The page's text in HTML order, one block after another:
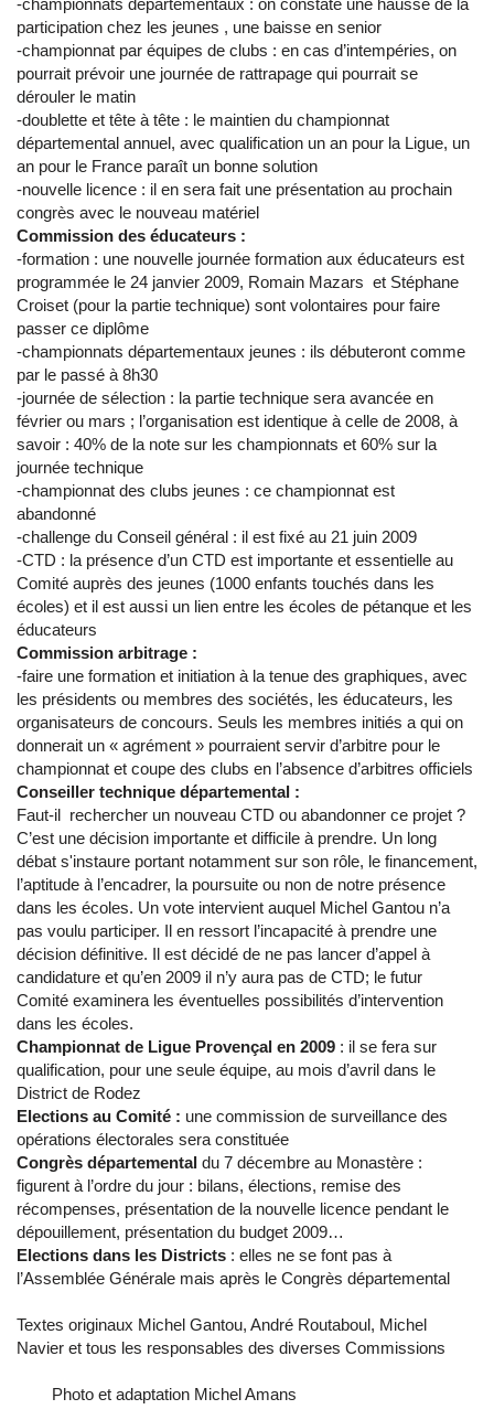
-championnats départementaux : on constate une hausse de la
participation chez les jeunes , une baisse en senior
-championnat par équipes de clubs : en cas d’intempéries, on
pourrait prévoir une journée de rattrapage qui pourrait se
dérouler le matin
-doublette et tête à tête : le maintien du championnat
départemental annuel, avec qualification un an pour la Ligue, un
an pour le France paraît un bonne solution
-nouvelle licence : il en sera fait une présentation au prochain
congrès avec le nouveau matériel
Commission des éducateurs :
-formation : une nouvelle journée formation aux éducateurs est
programmée le 24 janvier 2009, Romain Mazars et Stéphane
Croiset (pour la partie technique) sont volontaires pour faire
passer ce diplôme
-championnats départementaux jeunes : ils débuteront comme
par le passé à 8h30
-journée de sélection : la partie technique sera avancée en
février ou mars ; l’organisation est identique à celle de 2008, à
savoir : 40% de la note sur les championnats et 60% sur la
journée technique
-championnat des clubs jeunes : ce championnat est
abandonné
-challenge du Conseil général : il est fixé au 21 juin 2009
-CTD : la présence d’un CTD est importante et essentielle au
Comité auprès des jeunes (1000 enfants touchés dans les
écoles) et il est aussi un lien entre les écoles de pétanque et les
éducateurs
Commission arbitrage :
-faire une formation et initiation à la tenue des graphiques, avec
les présidents ou membres des sociétés, les éducateurs, les
organisateurs de concours. Seuls les membres initiés a qui on
donnerait un « agrément » pourraient servir d’arbitre pour le
championnat et coupe des clubs en l’absence d’arbitres officiels
Conseiller technique départemental :
Faut-il rechercher un nouveau CTD ou abandonner ce projet ?
C’est une décision importante et difficile à prendre. Un long
débat s'instaure portant notamment sur son rôle, le financement,
l’aptitude à l’encadrer, la poursuite ou non de notre présence
dans les écoles. Un vote intervient auquel Michel Gantou n’a
pas voulu participer. Il en ressort l’incapacité à prendre une
décision définitive. Il est décidé de ne pas lancer d’appel à
candidature et qu’en 2009 il n’y aura pas de CTD; le futur
Comité examinera les éventuelles possibilités d’intervention
dans les écoles.
Championnat de Ligue Provençal en 2009 : il se fera sur
qualification, pour une seule équipe, au mois d’avril dans le
District de Rodez
Elections au Comité : une commission de surveillance des
opérations électorales sera constituée
Congrès départemental du 7 décembre au Monastère :
figurent à l’ordre du jour : bilans, élections, remise des
récompenses, présentation de la nouvelle licence pendant le
dépouillement, présentation du budget 2009…
Elections dans les Districts : elles ne se font pas à
l’Assemblée Générale mais après le Congrès départemental
Textes originaux Michel Gantou, André Routaboul, Michel
Navier et tous les responsables des diverses Commissions
Photo et adaptation Michel Amans